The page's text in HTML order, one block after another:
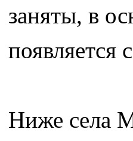
заняты, в
появляется
Ниже села